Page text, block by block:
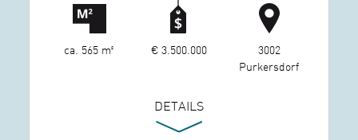
ca. 565 m² € 3.500.000
3002
Purkersdorf
DETAILS